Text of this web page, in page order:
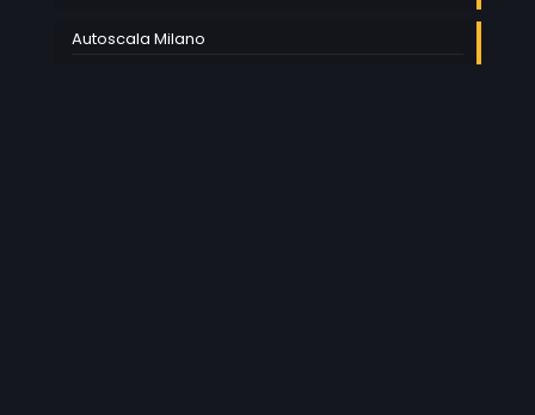
Autoscala Milano